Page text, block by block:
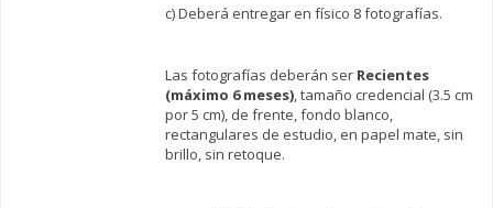
c) Deberá entregar en físico 8 fotografías.
Las fotografías deberán ser Recientes
(máximo 6 meses), tamaño credencial (3.5 cm
por 5 cm), de frente, fondo blanco,
rectangulares de estudio, en papel mate, sin
brillo, sin retoque.